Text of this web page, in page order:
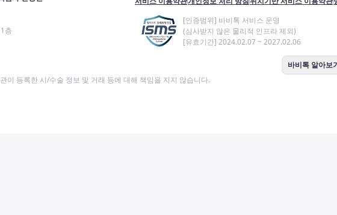
층
[인증범위] 바비톡 서비스 운영
(심사받지 않은 물리적 인프라 제외)
[유효기간] 2024.02.07 ~ 2027.02.06
바비톡 알아보
이 등록한 시/수술 정보 및 거래 등에 대해 책임을 지지 않습니다.